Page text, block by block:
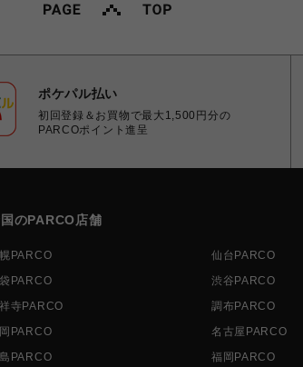
ポケパル払い
初回登録＆お買物で最大1,500円分の
PARCOポイント進呈
のPARCO店舗
PARCO 仙台PARCO
PARCO
渋谷PARCO
寺PARCO
調布PARCO
PARCO
名古屋PARCO
PARCO
福岡PARCO